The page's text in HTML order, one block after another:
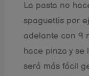
La pasta no
spaguettis por
adelante con 9
hace pinza y se
será más fácil